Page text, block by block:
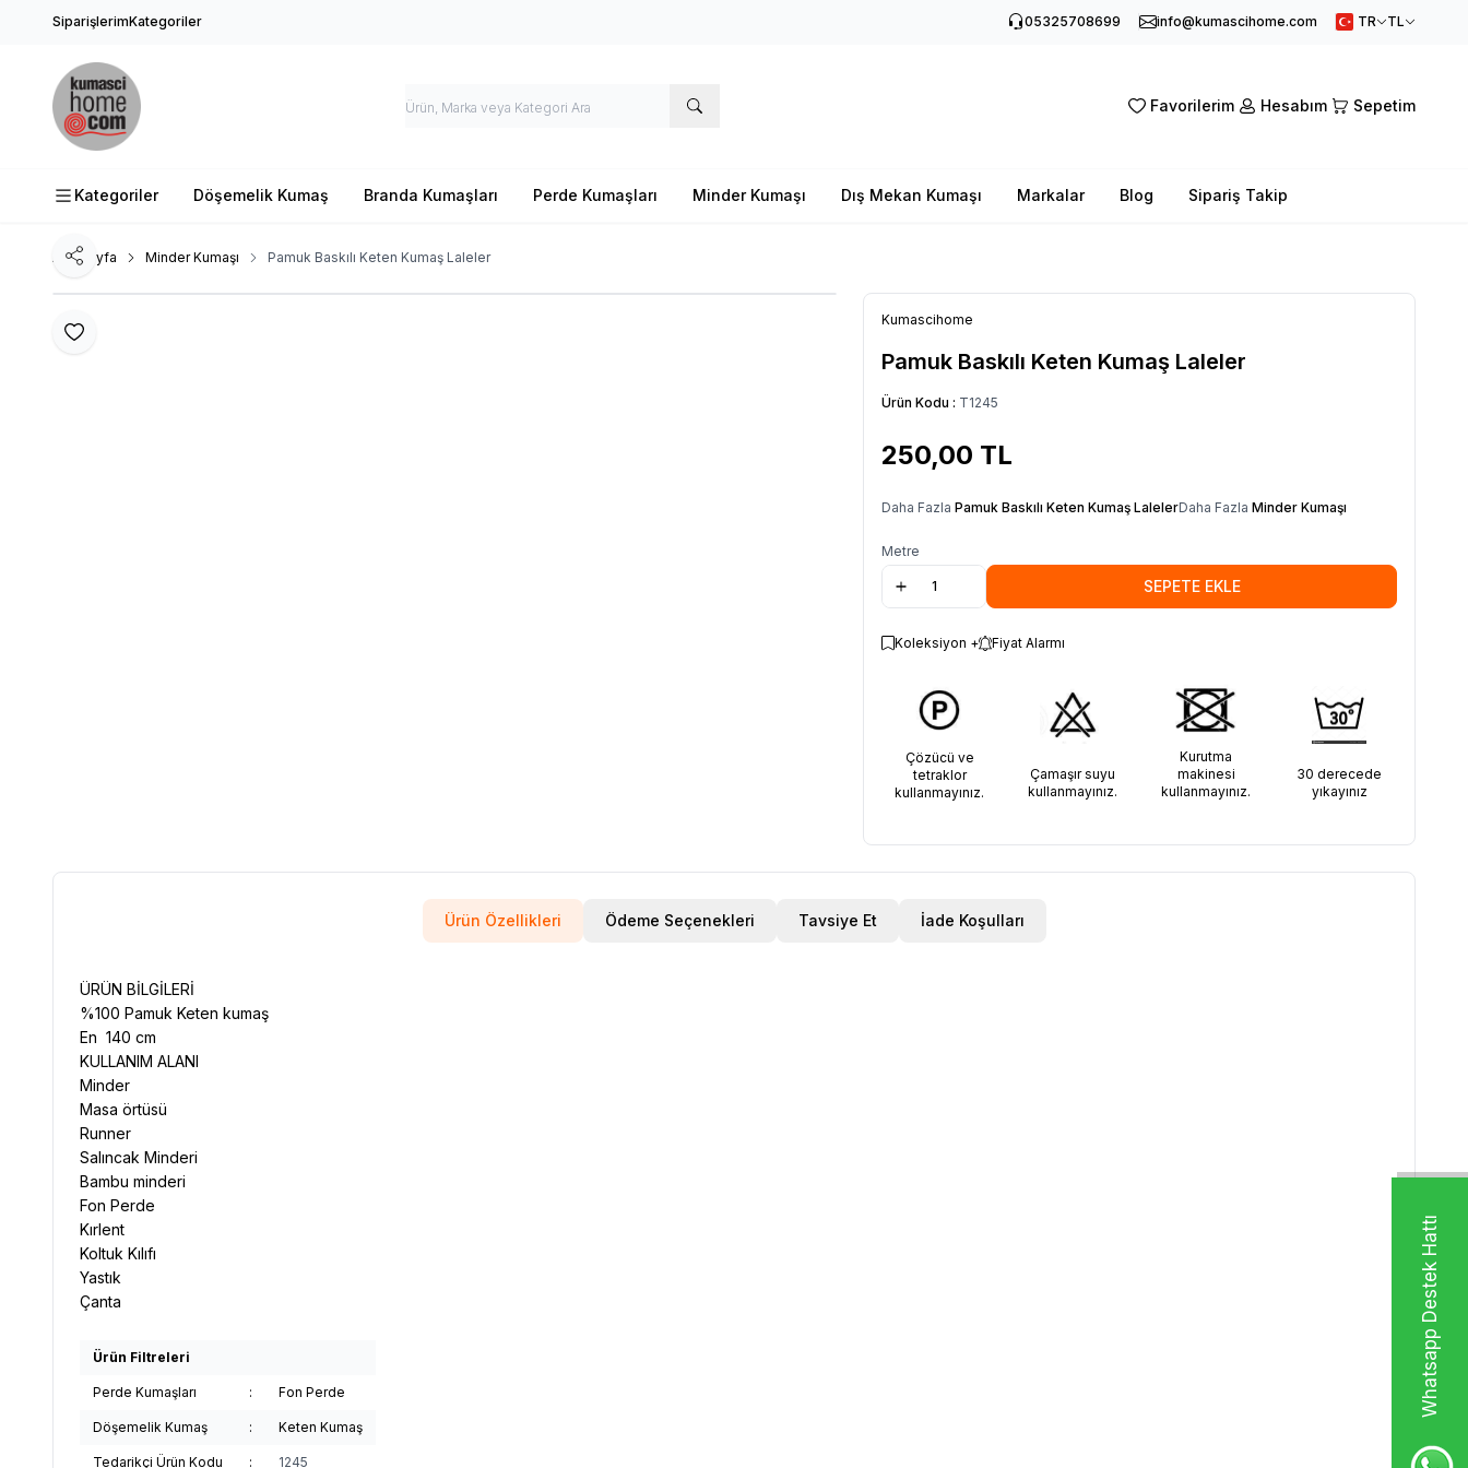
Whatsapp Destek Hattı
SiparişlerimKategoriler 05325708699 info@kumascihome.com TR TL
Favorilerim Hesabım Sepetim
Kategoriler Döşemelik Kumaş Branda Kumaşları Perde Kumaşları Minder Kumaşı Dış Mekan Kumaşı Markalar Blog Sipariş Takip
Ana Sayfa Minder Kumaşı Pamuk Baskılı Keten Kumaş Laleler
Favoriye Ekle
Paylaş
Kumascihome
Pamuk Baskılı Keten Kumaş Laleler
Ürün Kodu : T1245
250,00 TL
Daha Fazla Pamuk Baskılı Keten Kumaş LalelerDaha Fazla Minder Kumaşı
Metre
SEPETE EKLE
Koleksiyon + Fiyat Alarmı
Çözücü ve
tetraklor
kullanmayınız.
Çamaşır suyu
kullanmayınız.
Kurutma
makinesi
kullanmayınız.
30 derecede
yıkayınız
Ürün Özellikleri Ödeme Seçenekleri Tavsiye Et İade Koşulları
ÜRÜN BİLGİLERİ
%100 Pamuk Keten kumaş
En 140 cm
KULLANIM ALANI
Minder
Masa örtüsü
Runner
Salıncak Minderi
Bambu minderi
Fon Perde
Kırlent
Koltuk Kılıfı
Yastık
Çanta
Ürün Filtreleri
Perde Kumaşları : Fon Perde
Döşemelik Kumaş : Keten Kumaş
Tedarikçi Ürün Kodu : 1245